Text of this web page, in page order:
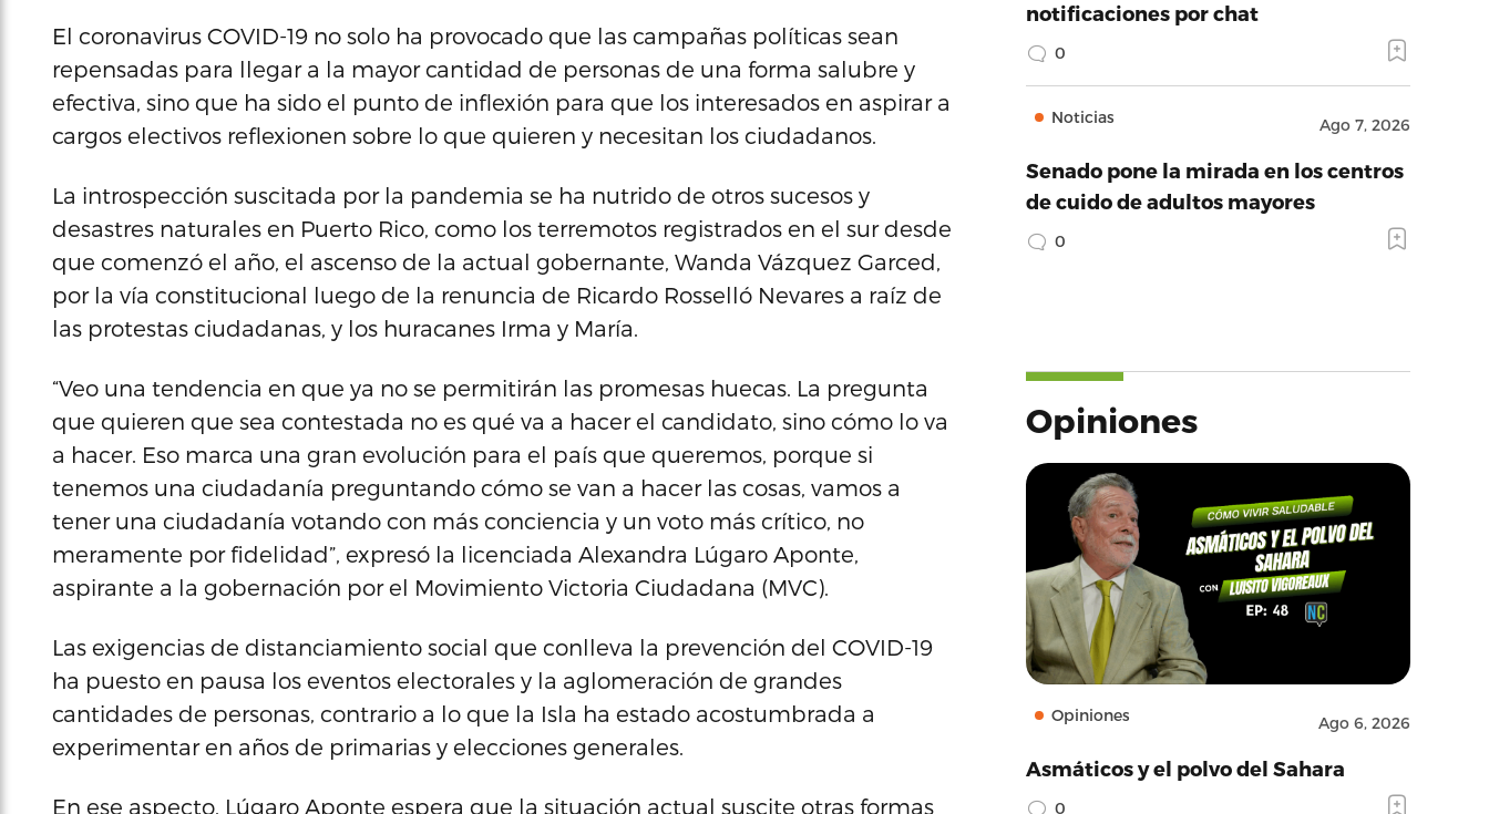
El coronavirus COVID-19 no solo ha provocado que las campañas políticas sean
repensadas para llegar a la mayor cantidad de personas de una forma salubre y
efectiva, sino que ha sido el punto de inflexión para que los interesados en aspirar a
cargos electivos reflexionen sobre lo que quieren y necesitan los ciudadanos.
La introspección suscitada por la pandemia se ha nutrido de otros sucesos y
desastres naturales en Puerto Rico, como los terremotos registrados en el sur desde
que comenzó el año, el ascenso de la actual gobernante, Wanda Vázquez Garced,
por la vía constitucional luego de la renuncia de Ricardo Rosselló Nevares a raíz de
las protestas ciudadanas, y los huracanes Irma y María.
“Veo una tendencia en que ya no se permitirán las promesas huecas. La pregunta
que quieren que sea contestada no es qué va a hacer el candidato, sino cómo lo va
a hacer. Eso marca una gran evolución para el país que queremos, porque si
tenemos una ciudadanía preguntando cómo se van a hacer las cosas, vamos a
tener una ciudadanía votando con más conciencia y un voto más crítico, no
meramente por fidelidad”, expresó la licenciada Alexandra Lúgaro Aponte,
aspirante a la gobernación por el Movimiento Victoria Ciudadana (MVC).
Las exigencias de distanciamiento social que conlleva la prevención del COVID-19
ha puesto en pausa los eventos electorales y la aglomeración de grandes
cantidades de personas, contrario a lo que la Isla ha estado acostumbrada a
experimentar en años de primarias y elecciones generales.
En ese aspecto, Lúgaro Aponte espera que la situación actual suscite otras formas
notificaciones por chat
0
Noticias Ago 7, 2026
Senado pone la mirada en los centros
de cuido de adultos mayores
0
Opiniones
Opiniones Ago 6, 2026
Asmáticos y el polvo del Sahara
0